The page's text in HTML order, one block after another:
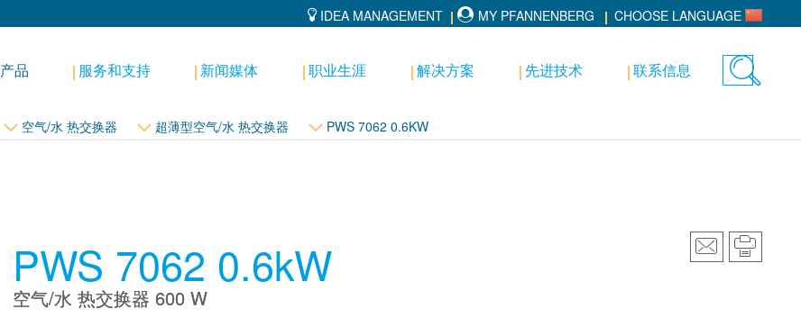
IDEA MANAGEMENT MY PFANNENBERG CHOOSE LANGUAGE
Toggle
产品 服务和支持 新闻媒体 职业生涯 解决方案 先进技术 联系信息
空气/水 热交换器 超薄型空气/水 热交换器 PWS 7062 0.6KW
PWS 7062 0.6kW
空气/水 热交换器 600 W